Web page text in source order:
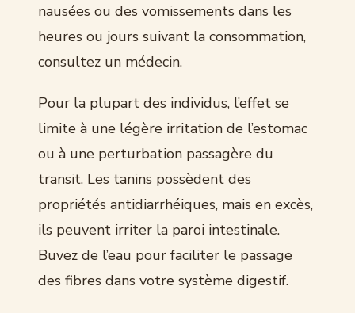
nausées ou des vomissements dans les
heures ou jours suivant la consommation,
consultez un médecin.
Pour la plupart des individus, l’effet se
limite à une légère irritation de l’estomac
ou à une perturbation passagère du
transit. Les tanins possèdent des
propriétés antidiarrhéiques, mais en excès,
ils peuvent irriter la paroi intestinale.
Buvez de l’eau pour faciliter le passage
des fibres dans votre système digestif.